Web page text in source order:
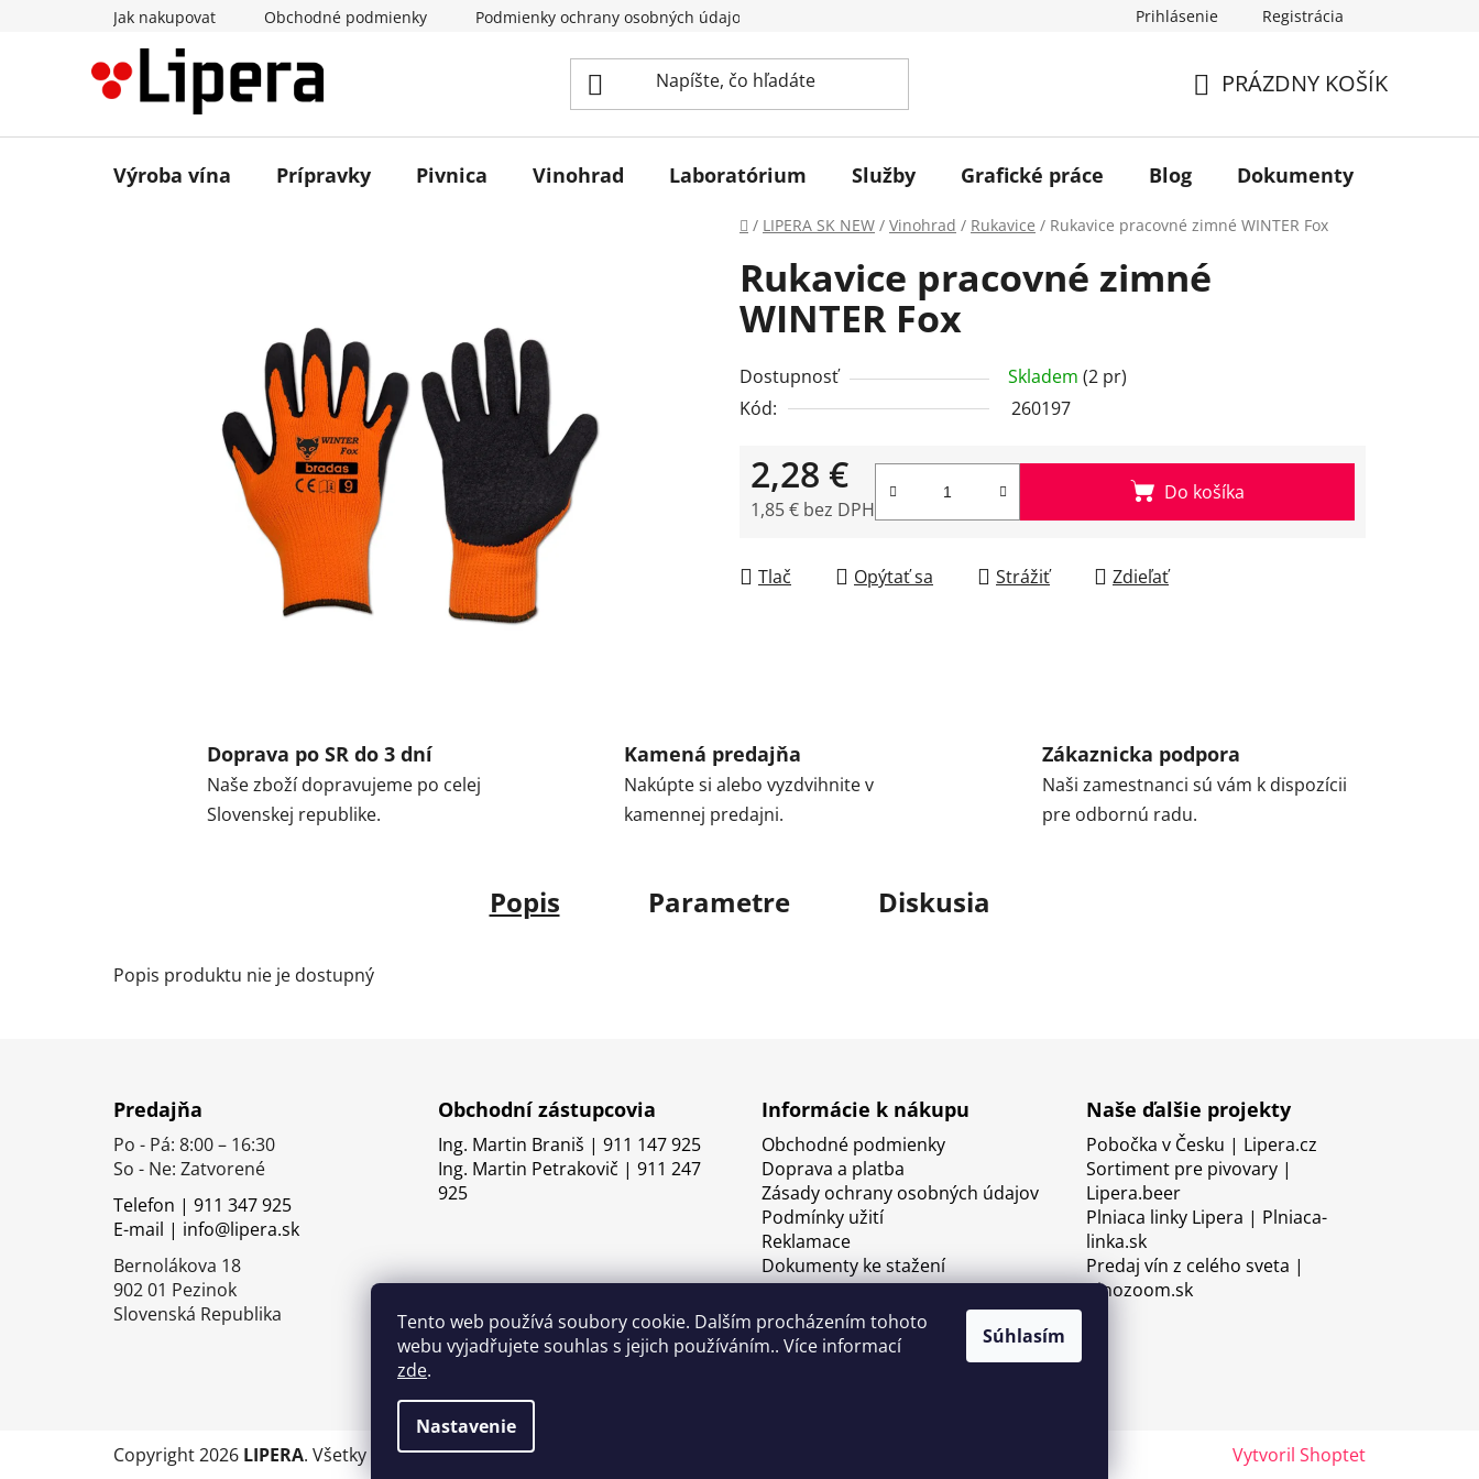
Tento web používá soubory cookie. Dalším procházením tohoto
webu vyjadřujete souhlas s jejich používáním.. Více informací
zde.
Nastavenie
Súhlasím
Jak nakupovat Obchodné podmienky Podmienky ochrany osobných údajov Prihlásenie Registrácia
KOŠÍK
PRÁZDNY KOŠÍK
Výroba vína Prípravky Pivnica Vinohrad Laboratórium Služby Grafické práce Blog Dokumenty
Domov
/ LIPERA SK NEW / Vinohrad / Rukavice / Rukavice pracovné zimné WINTER Fox
Rukavice pracovné zimné
WINTER Fox
Dostupnosť Skladem (2 pr)
Kód:
260197
2,28 €
1,85 € bez DPH
Do košíka
Tlač Opýtať sa Strážiť Zdieľať
Doprava po SR do 3 dní
Naše zboží dopravujeme po celej
Slovenskej republike.
Kamená predajňa
Nakúpte si alebo vyzdvihnite v
kamennej predajni.
Zákaznicka podpora
Naši zamestnanci sú vám k dispozícii
pre odbornú radu.
Popis Parametre Diskusia
Popis produktu nie je dostupný
Predajňa
Po - Pá: 8:00 – 16:30
So - Ne: Zatvorené
Telefon | 911 347 925
E-mail | info@lipera.sk
Bernolákova 18
902 01 Pezinok
Slovenská Republika
Obchodní zástupcovia
Ing. Martin Braniš | 911 147 925
Ing. Martin Petrakovič | 911 247
925
Informácie k nákupu
Obchodné podmienky
Doprava a platba
Zásady ochrany osobných údajov
Podmínky užití
Reklamace
Dokumenty ke stažení
Naše ďalšie projekty
Pobočka v Česku | Lipera.cz
Sortiment pre pivovary |
Lipera.beer
Plniaca linky Lipera | Plniaca-
linka.sk
Predaj vín z celého sveta |
Vinozoom.sk
Vytvoril Shoptet
Copyright 2026 LIPERA. Všetky práva vyhradené.